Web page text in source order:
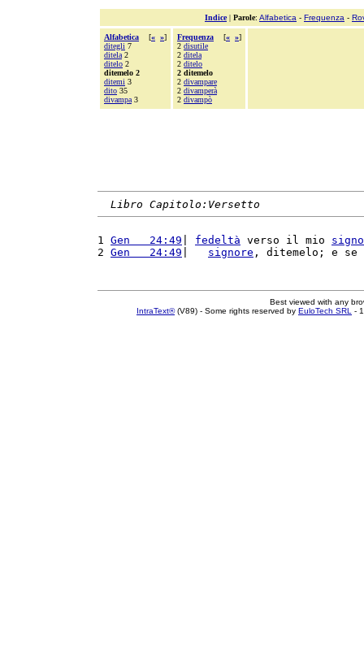
Indice| Parole: Alfabetica - Frequenza -
Alfabetica [« »]
ditegli 7
ditela 2
ditelo 2
ditemelo 2
ditemi 3
dito 35
divampa 3
Frequenza [« »]
2 disutile
2 ditela
2 ditelo
2 ditemelo
2 divampare
2 divamperà
2 divampò
Libro Capitolo:Versetto
1 Gen   24:49 fedeltà verso il mio
2 Gen   24:49 signore , ditemelo; e
Best viewed with any
IntraText®(V89) - Some rights reserved by EuloTech SRL -